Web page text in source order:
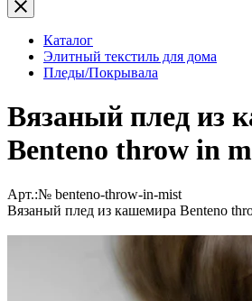
Каталог
Элитный текстиль для дома
Пледы/Покрывала
Вязаный плед из
Benteno throw in
Арт.:№ benteno-throw-in-mist
Вязаный плед из кашемира Benteno